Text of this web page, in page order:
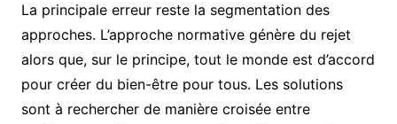
La principale erreur reste la segmentation des
approches. L’approche normative génère du rejet
alors que, sur le principe, tout le monde est d’accord
pour créer du bien-être pour tous. Les solutions
sont à rechercher de manière croisée entre